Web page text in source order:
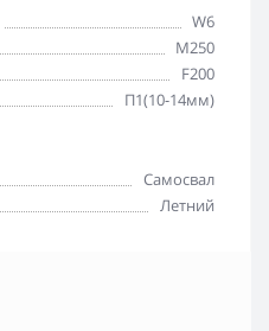
W6
М250
F200
П1(10-14мм)
Самосвал
Летний